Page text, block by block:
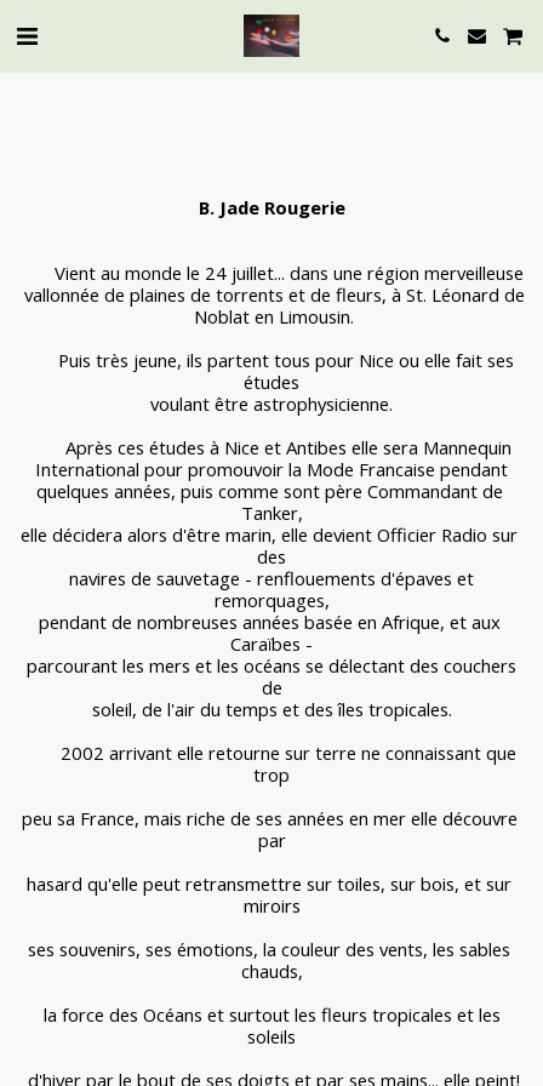
B. Jade Rougerie
Vient au monde le 24 juillet... dans une région merveilleuse
vallonnée de plaines de torrents et de fleurs, à St. Léonard de
Noblat en Limousin.
Puis très jeune, ils partent tous pour Nice ou elle fait ses
études
voulant être astrophysicienne.
Après ces études à Nice et Antibes elle sera Mannequin
International pour promouvoir la Mode Francaise pendant
quelques années, puis comme sont père Commandant de
Tanker,
elle décidera alors d'être marin, elle devient Officier Radio sur
des
navires de sauvetage - renflouements d'épaves et
remorquages,
pendant de nombreuses années basée en Afrique, et aux
Caraïbes -
parcourant les mers et les océans se délectant des couchers
de
soleil, de l'air du temps et des îles tropicales.
2002 arrivant elle retourne sur terre ne connaissant que
trop
peu sa France, mais riche de ses années en mer elle découvre
par
hasard qu'elle peut retransmettre sur toiles, sur bois, et sur
miroirs
ses souvenirs, ses émotions, la couleur des vents, les sables
chauds,
la force des Océans et surtout les fleurs tropicales et les
soleils
d'hiver par le bout de ses doigts et par ses mains... elle peint!